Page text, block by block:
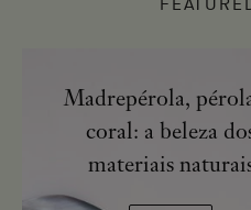
Madrepérola,
coral: a beleza
materiais